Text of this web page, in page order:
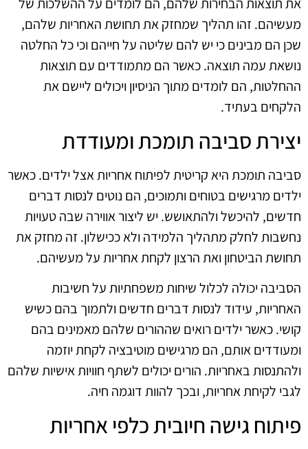
את תוצאות הבחירות שלהם, הם לומדים על ההשלכות של
מעשיהם. זהו תהליך שמחזק את תחושת האחריות שלהם,
שכן הם מבינים כי יש להם שליטה על חייהם וכי כל החלטה
נושאת עמה תוצאה. כאשר הם מתמודדים עם תוצאות
ההחלטות, הם לומדים מתוך הניסיון ויכולים ליישם את
הלקחים בעתיד.
יצירת סביבה תומכת ומעודדת
סביבה תומכת היא קריטית לפיתוח אחריות אצל ילדים. כאשר
ילדים מרגישים בטוחים ותמוכים, הם נוטים לנסות דברים
חדשים, להיכשל ולהתאושש. יש ליצור אווירה שבה טעויות
נחשבות לחלק מתהליך הלמידה ולא ככישלון. זה מחזק את
תחושת הביטחון ואת הרצון לקחת אחריות על מעשיהם.
הסביבה יכולה לכלול שיחות משפחתיות על חשיבות
האחריות, עידוד לנסות דברים חדשים ולתמוך בהם כשיש
קושי. כאשר ילדים רואים שההורים שלהם מאמינים בהם
ומעודדים אותם, הם מרגישים מוטיבציה לקחת יוזמה
ולהתנסות באחריות. הורים יכולים לשתף חוויות אישיות שלהם
לגבי לקיחת אחריות, ובכך להוות דוגמה חיה.
פיתוח גישה חיובית כלפי אחריות